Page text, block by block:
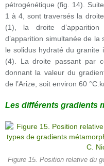
pétrogénétique (fig. 14).
1 à 4, sont traversés la
(1), la droite
d’apparition simultanée de la
le solidus hydraté du granite
(4). La droite passant par
donnant la valeur du
de l’Arize, soit environ 60
Les différents gradients
Figure 15. Position relative du